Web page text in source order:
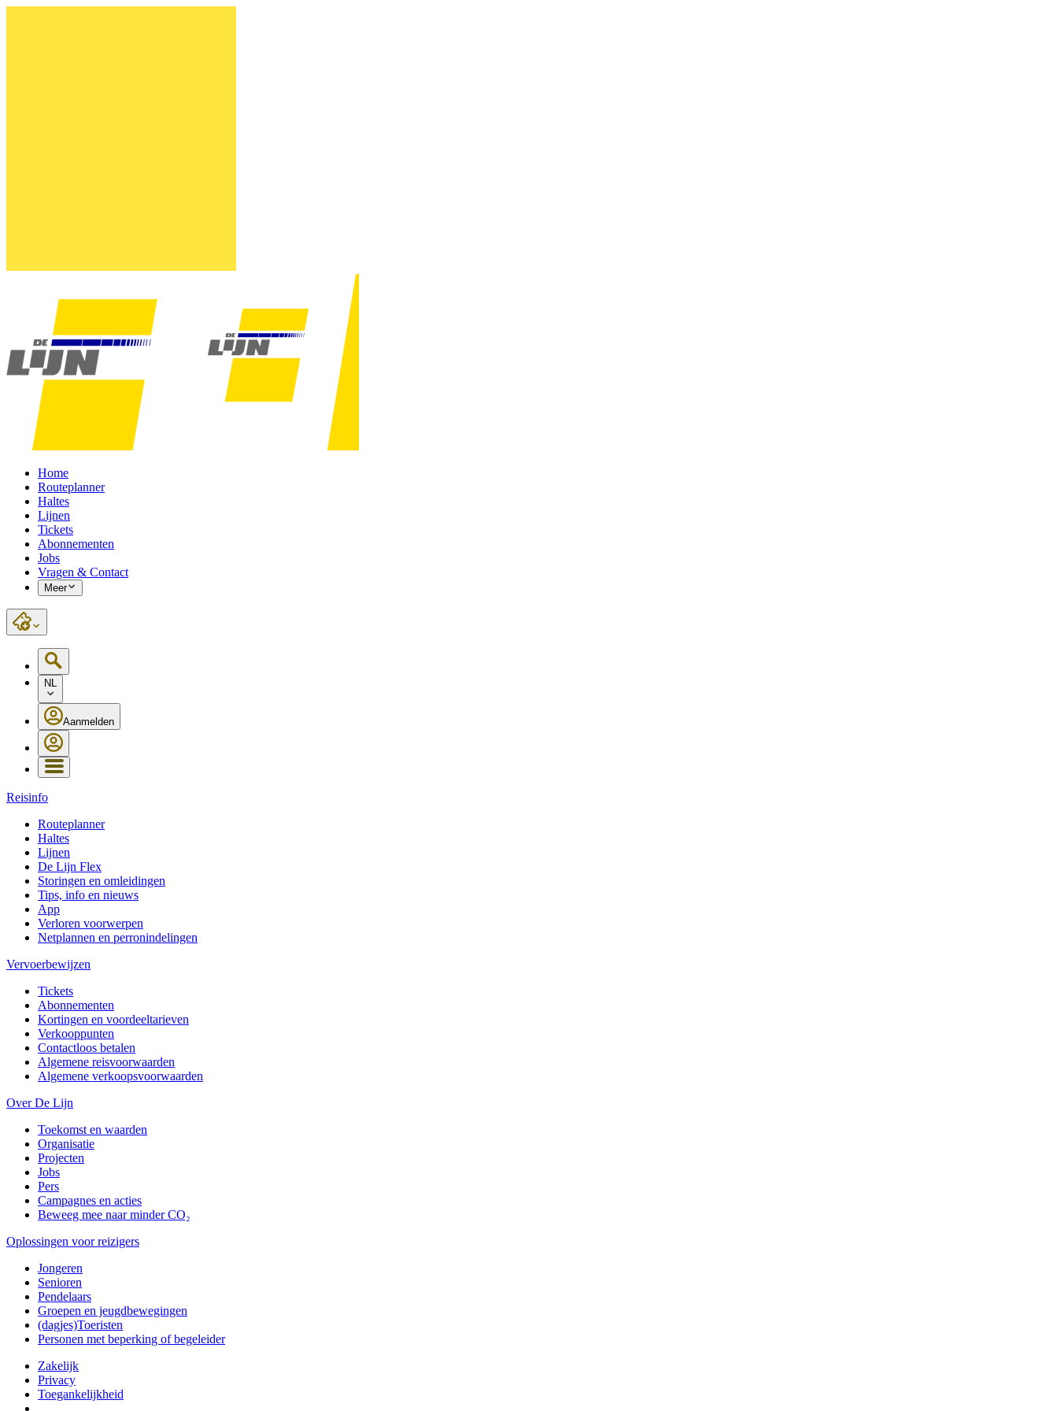
Home
Routeplanner
Haltes
Lijnen
Tickets
Abonnementen
Jobs
Vragen & Contact
Meer
NL
Aanmelden
Reisinfo
Routeplanner
Haltes
Lijnen
De Lijn Flex
Storingen en omleidingen
Tips, info en nieuws
App
Verloren voorwerpen
Netplannen en perronindelingen
Vervoerbewijzen
Tickets
Abonnementen
Kortingen en voordeeltarieven
Verkooppunten
Contactloos betalen
Algemene reisvoorwaarden
Algemene verkoopsvoorwaarden
Over De Lijn
Toekomst en waarden
Organisatie
Projecten
Jobs
Pers
Campagnes en acties
Beweeg mee naar minder CO₂
Oplossingen voor reizigers
Jongeren
Senioren
Pendelaars
Groepen en jeugdbewegingen
(dagjes)Toeristen
Personen met beperking of begeleider
Zakelijk
Privacy
Toegankelijkheid